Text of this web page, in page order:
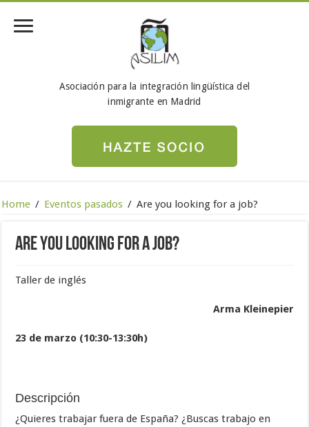
Asociación para la integración lingüística del
inmigrante en Madrid
Home / Eventos pasados / Are you looking for a job?
Are you looking for a job?
Taller de inglés
Arma Kleinepier
23 de marzo (10:30-13:30h)
Descripción
¿Quieres trabajar fuera de España? ¿Buscas trabajo en